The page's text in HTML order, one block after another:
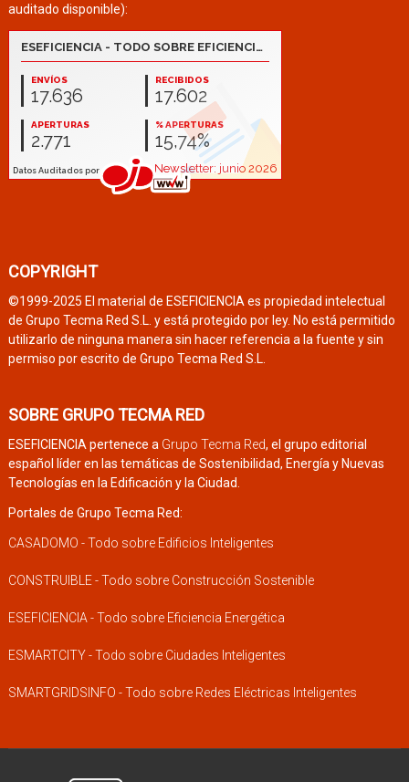
auditado disponible):
COPYRIGHT
©1999-2025 El material de ESEFICIENCIA es propiedad intelectual
de Grupo Tecma Red S.L. y está protegido por ley. No está permitido
utilizarlo de ninguna manera sin hacer referencia a la fuente y sin
permiso por escrito de Grupo Tecma Red S.L.
SOBRE GRUPO TECMA RED
ESEFICIENCIA pertenece a Grupo Tecma Red, el grupo editorial
español líder en las temáticas de Sostenibilidad, Energía y Nuevas
Tecnologías en la Edificación y la Ciudad.
Portales de Grupo Tecma Red:
CASADOMO - Todo sobre Edificios Inteligentes
CONSTRUIBLE - Todo sobre Construcción Sostenible
ESEFICIENCIA - Todo sobre Eficiencia Energética
ESMARTCITY - Todo sobre Ciudades Inteligentes
SMARTGRIDSINFO - Todo sobre Redes Eléctricas Inteligentes